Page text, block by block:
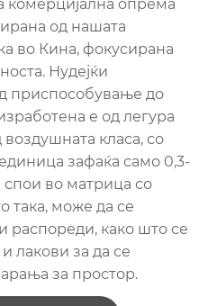
комерцијална опрема
од нашата
во Кина, фокусирана
Нудејќи
приспособување до
е од легура
класа, со
зафаќа само 0,3-
спои во матрица со
така, може да се
распореди, како што се
лакови за да се
за простор.